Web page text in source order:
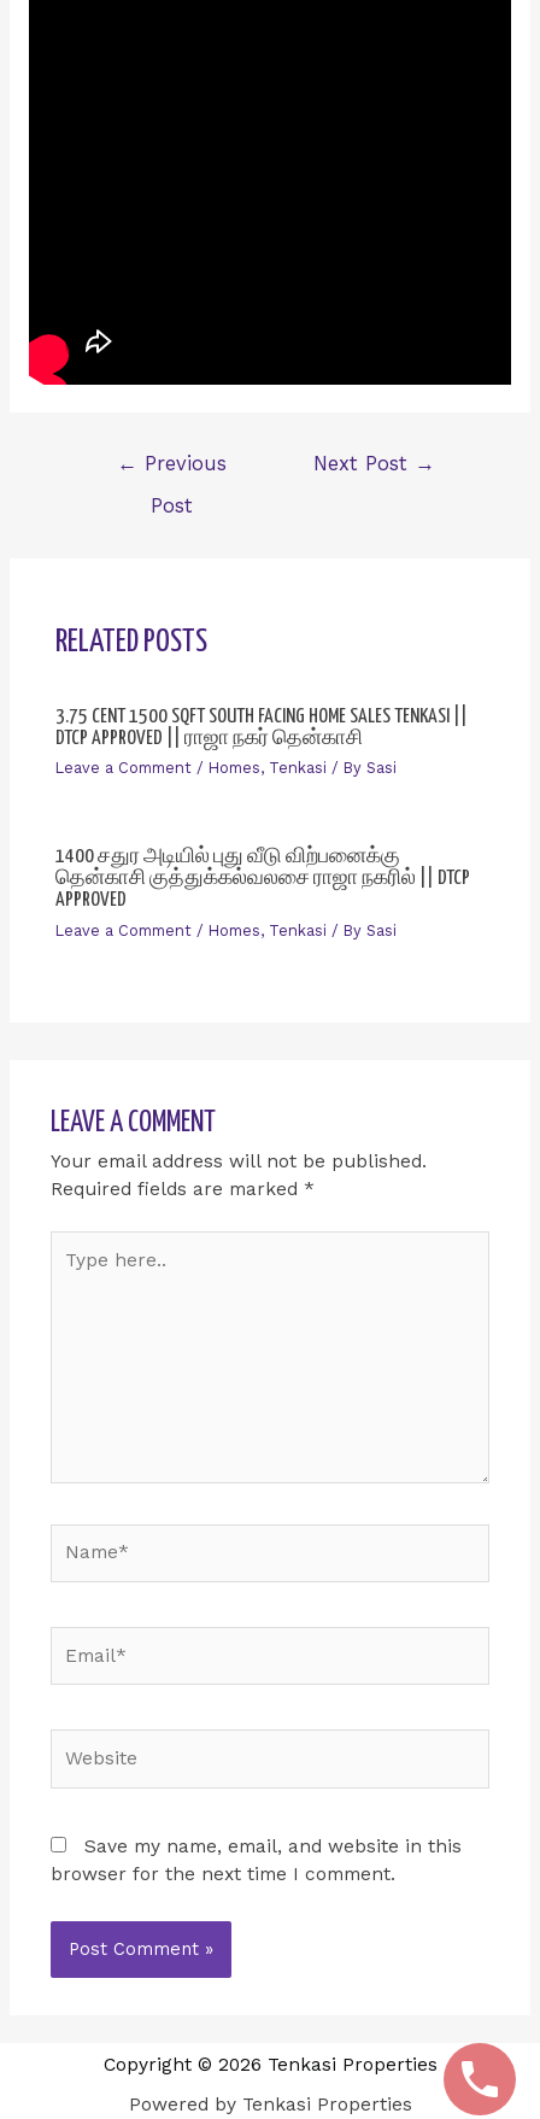
←
Previous
Post
Next Post →
RELATED POSTS
3.75 CENT 1500 SQFT SOUTH FACING HOME SALES TENKASI ||
DTCP APPROVED || ராஜா நகர் தென்காசி
Leave a Comment / Homes, Tenkasi / By Sasi
1400 சதுர அடியில் புது வீடு விற்பனைக்கு
தென்காசி குத்துக்கல்வலசை ராஜா நகரில் || DTCP
APPROVED
Leave a Comment / Homes, Tenkasi / By Sasi
LEAVE A COMMENT
Your email address will not be published.
Required fields are marked *
here..
Save my name, email, and website in this
browser for the next time I comment.
Copyright © 2026 Tenkasi Properties
Powered by Tenkasi Properties